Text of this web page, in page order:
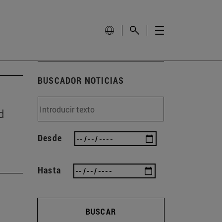
BUSCADOR NOTICIAS
Desde
Hasta
BUSCAR